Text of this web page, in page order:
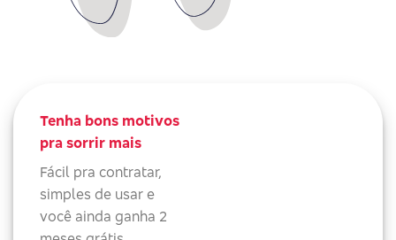
Tenha bons motivos
pra sorrir mais
Fácil pra contratar,
simples de usar e
você ainda ganha 2